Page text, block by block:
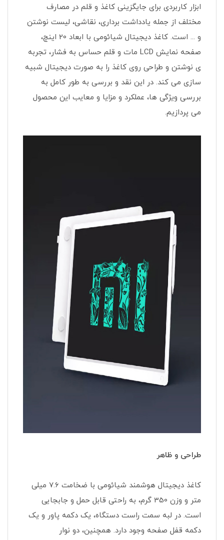
ابزار کاربردی برای جایگزینی کاغذ و قلم در مصارف
مختلف از جمله یادداشت برداری، نقاشی، لیست نوشتن
و ... است. کاغذ دیجیتال شیائومی با ابعاد 20 اینچ،
صفحه نمایش LCD مات و قلم حساس به فشار، تجربه
ی نوشتن و طراحی روی کاغذ را به صورت دیجیتال شبیه
سازی می کند. در این نقد و بررسی به طور کامل به
بررسی ویژگی ها، عملکرد و مزایا و معایب این محصول
می پردازیم.
طراحی و ظاهر
کاغذ دیجیتال هوشمند شیائومی با ضخامت 7.6 میلی
متر و وزن 350 گرم، به راحتی قابل حمل و جابجایی
است. در لبه سمت راست دستگاه، یک دکمه پاور و یک
دکمه قفل صفحه وجود دارد. همچنین، دو نوار